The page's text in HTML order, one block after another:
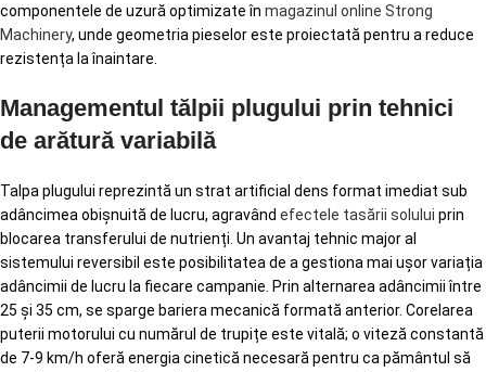
componentele de uzură optimizate în magazinul online Strong
Machinery, unde geometria pieselor este proiectată pentru a reduce
rezistența la înaintare.
Managementul tălpii plugului prin tehnici
de arătură variabilă
Talpa plugului reprezintă un strat artificial dens format imediat sub
adâncimea obișnuită de lucru, agravând efectele tasării solului prin
blocarea transferului de nutrienți. Un avantaj tehnic major al
sistemului reversibil este posibilitatea de a gestiona mai ușor variația
adâncimii de lucru la fiecare campanie. Prin alternarea adâncimii între
25 și 35 cm, se sparge bariera mecanică formată anterior. Corelarea
puterii motorului cu numărul de trupițe este vitală; o viteză constantă
de 7-9 km/h oferă energia cinetică necesară pentru ca pământul să